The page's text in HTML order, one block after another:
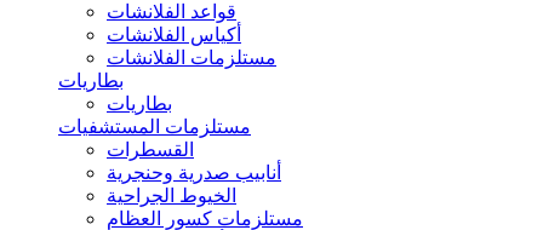
قواعد الفلانشات
أكياس الفلانشات
مستلزمات الفلانشات
بطاريات
بطاريات
مستلزمات المستشفيات
القسطرات
أنابيب صدرية وحنجرية
الخيوط الجراحية
مستلزمات كسور العظام